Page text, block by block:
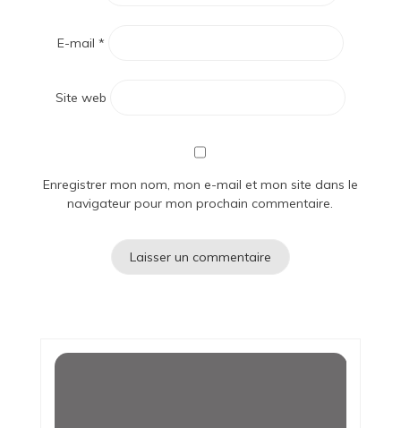
E-mail *
Site web
Enregistrer mon nom, mon e-mail et mon site dans le
navigateur pour mon prochain commentaire.